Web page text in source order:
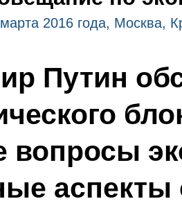
2016 года, Москва,
Путин
вопросы
аспекты